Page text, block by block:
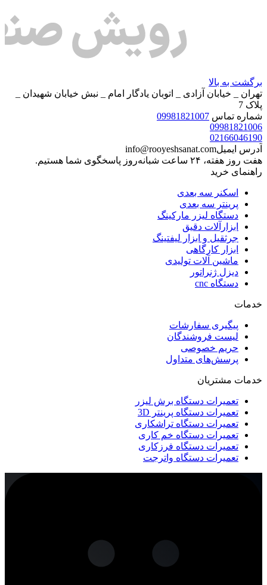
برگشت به بالا
تهران _ خیابان آزادی _ اتوبان یادگار امام _ نبش خیابان شهیدان _
پلاک 7
شماره تماس 09981821007
09981821006
02166046190
آدرس ایمیلinfo@rooyeshsanat.com
هفت روز هفته، ۲۴ ساعت شبانه‌روز پاسخگوی شما هستیم.
راهنمای خرید
اسکنر سه بعدی
پرینتر سه بعدی
دستگاه لیزر مارکینگ
ابزارآلات دقیق
جرثقیل و ابزار لیفتینگ
ابزار کارگاهی
ماشین آلات تولیدی
دیزل ژنراتور
دستگاه cnc
خدمات
پیگیری سفارشات
لیست فروشندگان
حریم خصوصی
پرسش‌های متداول
خدمات مشتریان
تعمیرات دستگاه برش لیزر
تعمیرات دستگاه پرینتر 3D
تعمیرات دستگاه تراشکاری
تعمیرات دستگاه خم کاری
تعمیرات دستگاه فرزکاری
تعمیرات دستگاه واترجت